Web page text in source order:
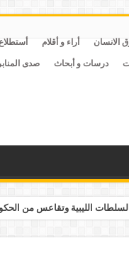
الانسان أراء و أقلام
درسات و أبحاث صدى المنابر
الليبية وتقاعس من